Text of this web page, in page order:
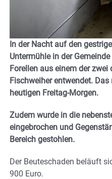
In der Nacht auf den
Untermühle in der
Forellen aus einem der
Fischweiher entwendet.
heutigen Freitag-Morgen.
Zudem wurde in die
eingebrochen und
Bereich gestohlen.
Der Beuteschaden beläuft
900 Euro.